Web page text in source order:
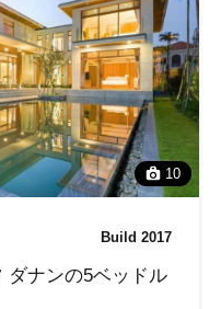
10
Build 2017
ダナンの5ベッドル